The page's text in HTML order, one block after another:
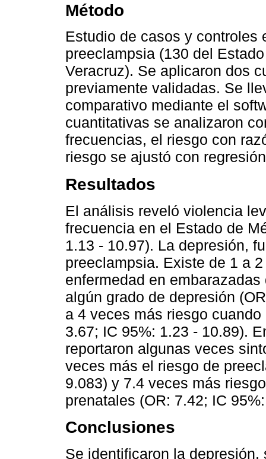
Método
Estudio de casos y controles
preeclampsia (130 del
Veracruz). Se aplicaron dos
previamente validadas. Se
comparativo mediante el
cuantitativas se analizaron
frecuencias, el riesgo con
riesgo se ajustó con
Resultados
El análisis reveló violencia
frecuencia en el Estado de
1.13 - 10.97). La depresión,
preeclampsia. Existe de 1 a
enfermedad en
algún grado de depresión
a 4 veces más riesgo
3.67; IC 95%: 1.23 - 10.89).
reportaron algunas veces
veces más el riesgo de
9.083) y 7.4 veces más
prenatales (OR: 7.42; IC
Conclusiones
Se identificaron la